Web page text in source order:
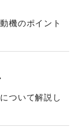
機のポイント
ついて解説し